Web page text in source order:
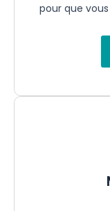
pour que vous